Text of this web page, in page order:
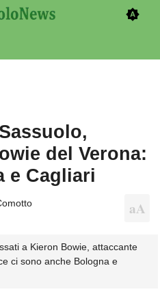
del Verona:
e Cagliari
a Kieron Bowie, attaccante
ci sono anche Bologna e